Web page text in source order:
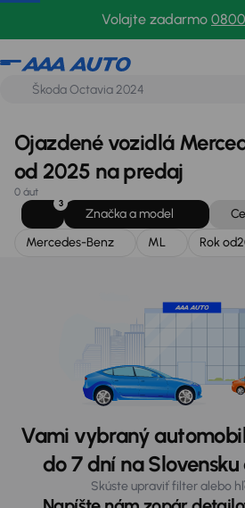
Volajte zadarmo
Mercedes-Benz
Ojazdené vozidlá
od 2025 na predaj
0 áut
3
Značka a model
Mercedes-Benz
ML Rok od
Vami vybraný
do 7 dní na Slovensku
Skúste upraviť filter alebo